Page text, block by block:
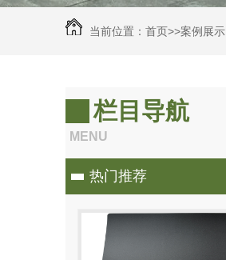
当前位置： 首页>>案例展示
栏目导航
MENU
热门推荐